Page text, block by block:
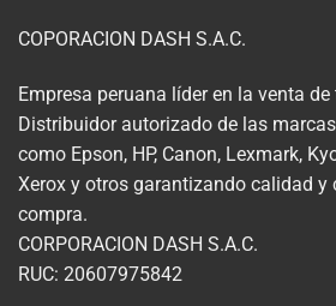
COPORACION DASH S.A.C.
Empresa peruana líder en la venta
Distribuidor autorizado de las
como Epson, HP, Canon, Lexmark,
Xerox y otros garantizando calidad y
compra.
CORPORACION DASH S.A.C.
RUC: 20607975842